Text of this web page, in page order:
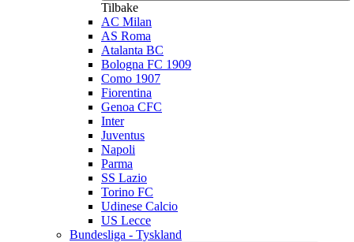
Tilbake
AC Milan
AS Roma
Atalanta BC
Bologna FC 1909
Como 1907
Fiorentina
Genoa CFC
Inter
Juventus
Napoli
Parma
SS Lazio
Torino FC
Udinese Calcio
US Lecce
Bundesliga - Tyskland